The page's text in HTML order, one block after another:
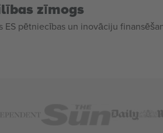
zīmogs
pētniecības un inovāciju